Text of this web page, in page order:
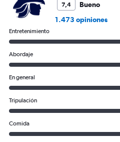
7,4
Bueno
1.473 opiniones
Entretenimiento
Abordaje
En general
Tripulación
Comida